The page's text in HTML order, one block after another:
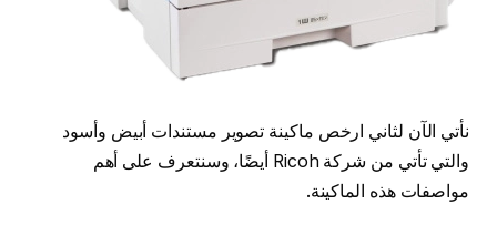
نأتي الآن لثاني ارخص ماكينة تصوير مستندات أبيض وأسود
والتي تأتي من شركة Ricoh أيضًا، وسنتعرف على أهم
مواصفات هذه الماكينة.